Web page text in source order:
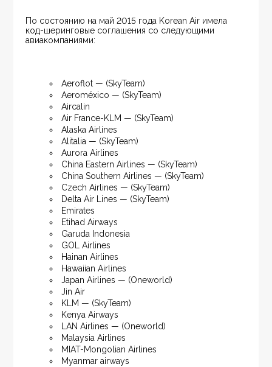
По состоянию на май 2015 года Korean Air имела
код-шеринговые соглашения со следующими
авиакомпаниями:
Aeroflot — (SkyTeam)
Aeroméxico — (SkyTeam)
Aircalin
Air France-KLM — (SkyTeam)
Alaska Airlines
Alitalia — (SkyTeam)
Aurora Airlines
China Eastern Airlines — (SkyTeam)
China Southern Airlines — (SkyTeam)
Czech Airlines — (SkyTeam)
Delta Air Lines — (SkyTeam)
Emirates
Etihad Airways
Garuda Indonesia
GOL Airlines
Hainan Airlines
Hawaiian Airlines
Japan Airlines — (Oneworld)
Jin Air
KLM — (SkyTeam)
Kenya Airways
LAN Airlines — (Oneworld)
Malaysia Airlines
MIAT-Mongolian Airlines
Myanmar airways